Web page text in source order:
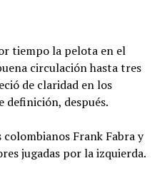
tiempo la pelota en el
circulación hasta tres
de claridad en los
definición, después.
Frank Fabra y
jugadas por la izquierda.